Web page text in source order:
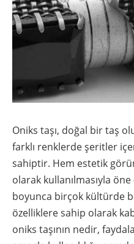
Oniks taşı, doğal bir taş
farklı renklerde şeritler
sahiptir. Hem estetik
olarak kullanılmasıyla
boyunca birçok kültürde
özelliklere sahip olarak
oniks taşının nedir,